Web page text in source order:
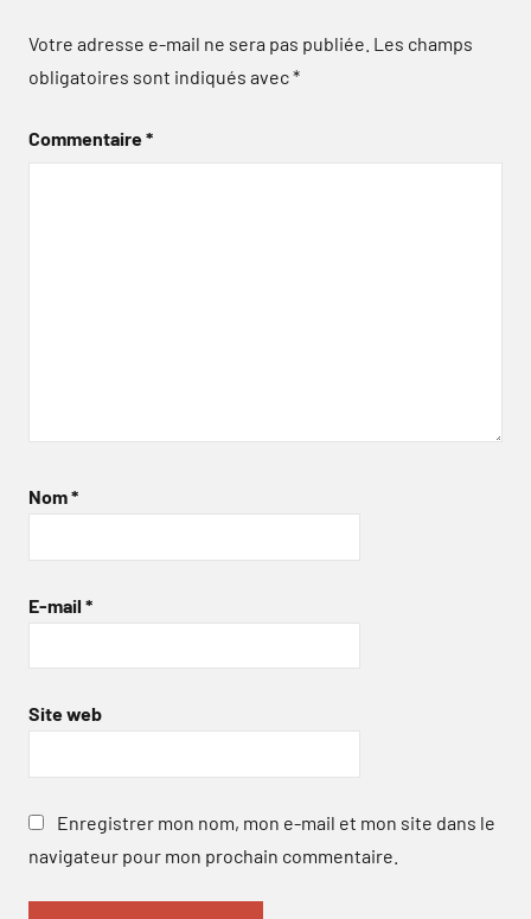
Votre adresse e-mail ne sera pas publiée. Les champs
obligatoires sont indiqués avec*
Commentaire*
Nom*
E-mail *
Site web
Enregistrer mon nom, mon e-mail et mon site dans le
navigateur pour mon prochain commentaire.